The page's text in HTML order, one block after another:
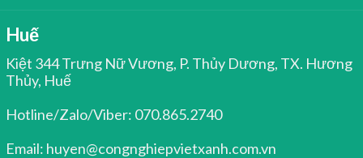
Huế
Kiệt 344 Trưng Nữ Vương, P. Thủy Dương, TX. Hương
Thủy, Huế
Hotline/Zalo/Viber: 070.865.2740
Email: huyen@congnghiepvietxanh.com.vn